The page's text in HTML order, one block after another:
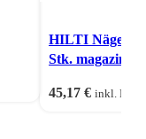
Die Optionen
gewählt werden
Vergleichen
HILTI Nägel
Stk.
45,17 € inkl.